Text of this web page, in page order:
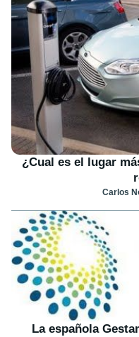
¿Cual es el lugar
Carlos
La española